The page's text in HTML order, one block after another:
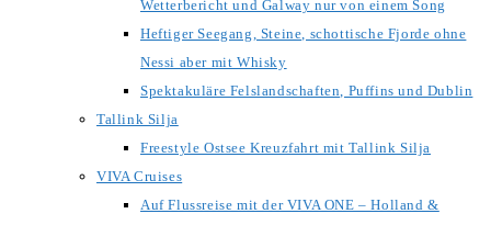
Wetterbericht und Galway nur von einem Song
Heftiger Seegang, Steine, schottische Fjorde ohne
Nessi aber mit Whisky
Spektakuläre Felslandschaften, Puffins und Dublin
Tallink Silja
Freestyle Ostsee Kreuzfahrt mit Tallink Silja
VIVA Cruises
Auf Flussreise mit der VIVA ONE – Holland &